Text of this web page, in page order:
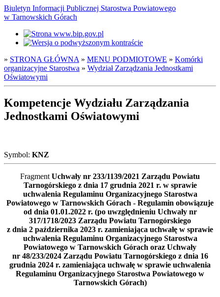
Biuletyn Informacji Publicznej Starostwa Powiatowego
w Tarnowskich Górach
» STRONA GŁÓWNA » MENU PODMIOTOWE » Komórki
organizacyjne Starostwa » Wydział Zarządzania Jednostkami
Oświatowymi
Kompetencje Wydziału Zarządzania
Jednostkami Oświatowymi
Symbol: KNZ
Fragment Uchwały nr 233/1139/2021 Zarządu Powiatu
Tarnogórskiego z dnia 17 grudnia 2021 r. w sprawie
uchwalenia Regulaminu Organizacyjnego Starostwa
Powiatowego w Tarnowskich Górach - Regulamin obowiązuje
od dnia 01.01.2022 r. (po uwzględnieniu Uchwały nr
317/1718/2023 Zarządu Powiatu Tarnogórskiego
z dnia 2 października 2023 r. zamieniająca uchwałę w sprawie
uchwalenia Regulaminu Organizacyjnego Starostwa
Powiatowego w Tarnowskich Górach oraz Uchwały
nr 48/233/2024 Zarządu Powiatu Tarnogórskiego z dnia 16
grudnia 2024 r. zamieniająca uchwałę w sprawie uchwalenia
Regulaminu Organizacyjnego Starostwa Powiatowego w
Tarnowskich Górach)